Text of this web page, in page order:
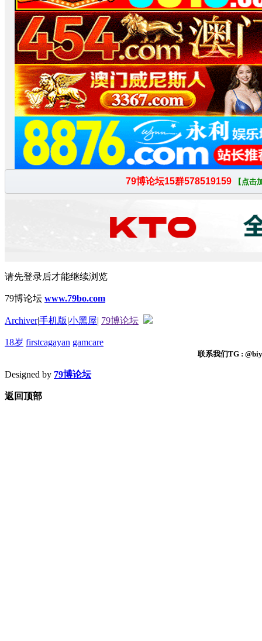
请先登录后才能继续浏览
79博论坛 www.79bo.com
Archiver|手机版|小黑屋| 79博论坛
18岁 firstcagayan gamcare
联系我们TG :
Designed by 79博论坛
返回顶部